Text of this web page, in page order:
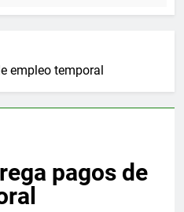
empleo temporal
pagos de